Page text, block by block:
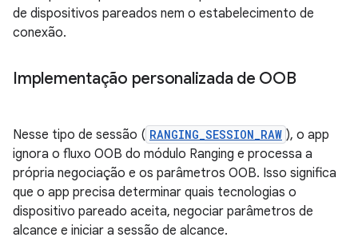
de dispositivos pareados nem o estabelecimento de
conexão.
Implementação personalizada de OOB
Nesse tipo de sessão ( RANGING_SESSION_RAW ), o app
ignora o fluxo OOB do módulo Ranging e processa a
própria negociação e os parâmetros OOB. Isso significa
que o app precisa determinar quais tecnologias o
dispositivo pareado aceita, negociar parâmetros de
alcance e iniciar a sessão de alcance.